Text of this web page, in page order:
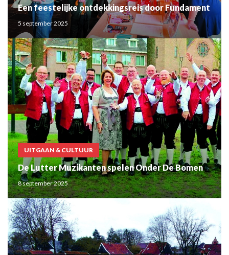
Een feestelijke ontdekkingsreis door Fundament
5 september 2025
UITGAAN & CULTUUR
De Lutter Muzikanten spelen Onder De Bomen
8 september 2025